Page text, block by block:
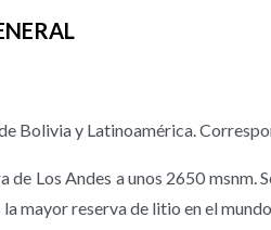
Bolivia y Latinoamérica.
Los Andes a unos 2650
mayor reserva de litio en el